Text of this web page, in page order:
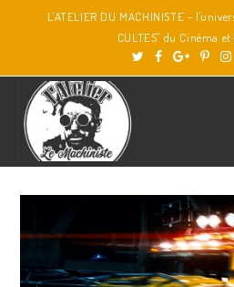
L'ATELIER DU MACHINISTE -
CULTES" du Cinéma et